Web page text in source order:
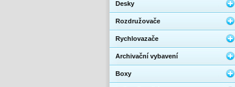
Desky
Rozdružovače
Rychlovazače
Archivační vybavení
Boxy